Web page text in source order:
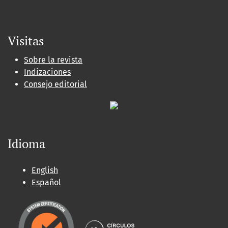
Visitas
Sobre la revista
Indizaciones
Consejo editorial
Idioma
English
Español